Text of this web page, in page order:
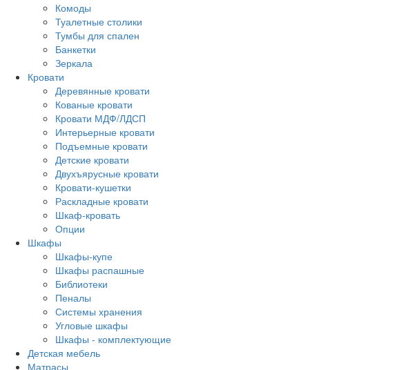
Комоды
Туалетные столики
Тумбы для спален
Банкетки
Зеркала
Кровати
Деревянные кровати
Кованые кровати
Кровати МДФ/ЛДСП
Интерьерные кровати
Подъемные кровати
Детские кровати
Двухъярусные кровати
Кровати-кушетки
Раскладные кровати
Шкаф-кровать
Опции
Шкафы
Шкафы-купе
Шкафы распашные
Библиотеки
Пеналы
Системы хранения
Угловые шкафы
Шкафы - комплектующие
Детская мебель
Матрасы